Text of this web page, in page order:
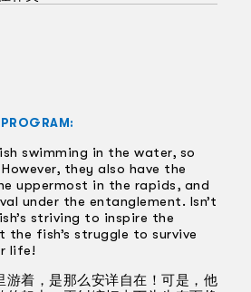
swimming in the water, so
they also have the
uppermost in the rapids, and
under the entanglement. Isn’t
striving to inspire the
fish’s struggle to survive
life!
游着，是那么安详自在！可是，他